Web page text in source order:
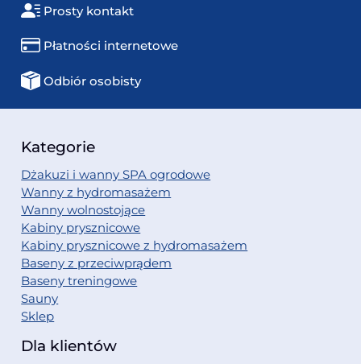
Prosty kontakt
Płatności internetowe
Odbiór osobisty
Kategorie
Dżakuzi i wanny SPA ogrodowe
Wanny z hydromasażem
Wanny wolnostojące
Kabiny prysznicowe
Kabiny prysznicowe z hydromasażem
Baseny z przeciwprądem
Baseny treningowe
Sauny
Sklep
Dla klientów